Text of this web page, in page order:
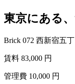
東京にある
Brick 072 西新宿五丁
賃料 83,000 円
管理費 10,000 円